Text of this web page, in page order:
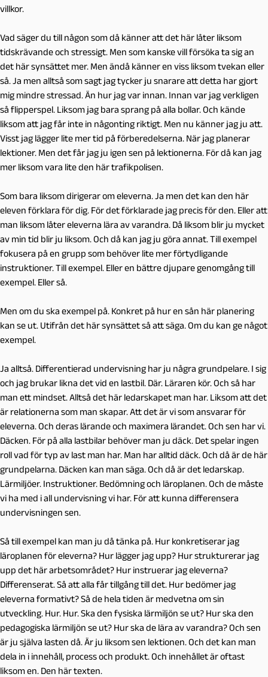
villkor.
Vad säger du till någon som då känner att det här låter liksom
tidskrävande och stressigt. Men som kanske vill försöka ta sig an
det här synsättet mer. Men ändå känner en viss liksom tvekan eller
så. Ja men alltså som sagt jag tycker ju snarare att detta har gjort
mig mindre stressad. Än hur jag var innan. Innan var jag verkligen
så flipperspel. Liksom jag bara sprang på alla bollar. Och kände
liksom att jag får inte in någonting riktigt. Men nu känner jag ju att.
Visst jag lägger lite mer tid på förberedelserna. När jag planerar
lektioner. Men det får jag ju igen sen på lektionerna. För då kan jag
mer liksom vara lite den här trafikpolisen.
Som bara liksom dirigerar om eleverna. Ja men det kan den här
eleven förklara för dig. För det förklarade jag precis för den. Eller att
man liksom låter eleverna lära av varandra. Då liksom blir ju mycket
av min tid blir ju liksom. Och då kan jag ju göra annat. Till exempel
fokusera på en grupp som behöver lite mer förtydligande
instruktioner. Till exempel. Eller en bättre djupare genomgång till
exempel. Eller så.
Men om du ska exempel på. Konkret på hur en sån här planering
kan se ut. Utifrån det här synsättet så att säga. Om du kan ge något
exempel.
Ja alltså. Differentierad undervisning har ju några grundpelare. I sig
och jag brukar likna det vid en lastbil. Där. Läraren kör. Och så har
man ett mindset. Alltså det här ledarskapet man har. Liksom att det
är relationerna som man skapar. Att det är vi som ansvarar för
eleverna. Och deras lärande och maximera lärandet. Och sen har vi.
Däcken. För på alla lastbilar behöver man ju däck. Det spelar ingen
roll vad för typ av last man har. Man har alltid däck. Och då är de här
grundpelarna. Däcken kan man säga. Och då är det ledarskap.
Lärmiljöer. Instruktioner. Bedömning och läroplanen. Och de måste
vi ha med i all undervisning vi har. För att kunna differensera
undervisningen sen.
Så till exempel kan man ju då tänka på. Hur konkretiserar jag
läroplanen för eleverna? Hur lägger jag upp? Hur strukturerar jag
upp det här arbetsområdet? Hur instruerar jag eleverna?
Differenserat. Så att alla får tillgång till det. Hur bedömer jag
eleverna formativt? Så de hela tiden är medvetna om sin
utveckling. Hur. Hur. Ska den fysiska lärmiljön se ut? Hur ska den
pedagogiska lärmiljön se ut? Hur ska de lära av varandra? Och sen
är ju själva lasten då. Är ju liksom sen lektionen. Och det kan man
dela in i innehåll, process och produkt. Och innehållet är oftast
liksom en. Den här texten.